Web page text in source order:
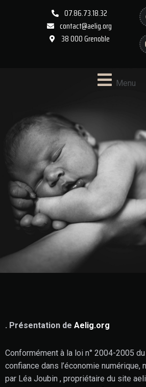
07.86.73.18.32
contact@aelig.org
38 000 Grenoble
Menu
. Présentation de Aelig.org
Conformément à la loi n° 2004-2005
confiance dans l’économie numérique,
par Léa Joubin , propriétaire du site